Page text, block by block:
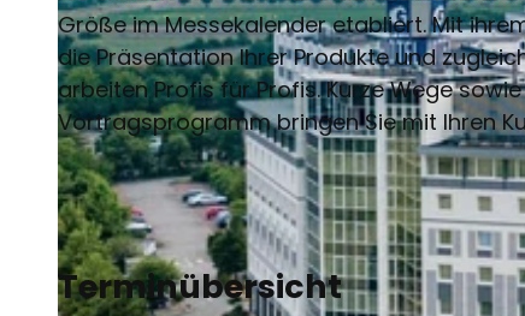
Größe im Messekalender etabliert. Mit
die Präsentation Ihrer Produkte und
arbeiten Profis für Profis. Kurze Wege
Vortragsprogramm bringen Sie mit Ihren
Terminübersicht